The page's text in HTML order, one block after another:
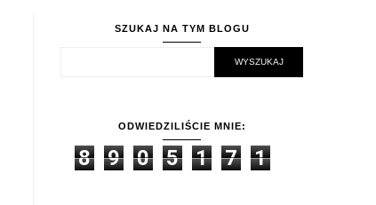
SZUKAJ NA TYM BLOGU
ODWIEDZILIŚCIE MNIE:
8 9 0 5 1 7 1